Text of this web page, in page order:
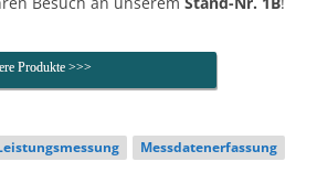
Produkte >>>
Messdatenerfassung